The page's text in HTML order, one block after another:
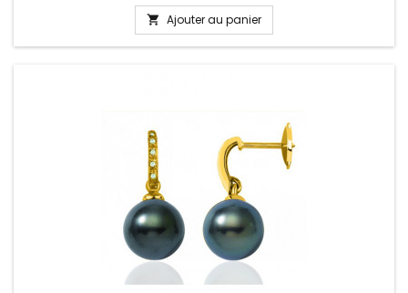
 Ajouter au panier